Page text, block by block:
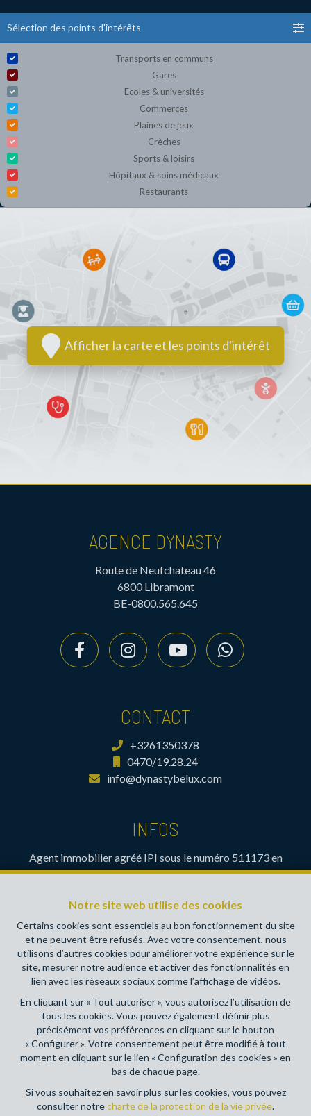
Sélection des points d'intérêts
Transports en communs
Gares
Ecoles & universités
Commerces
Plaines de jeux
Crèches
Sports & loisirs
Hôpitaux & soins médicaux
Restaurants
Afficher la carte et les points d'intérêt
Notre site web utilise des cookies
Certains cookies sont essentiels au bon fonctionnement du site
et ne peuvent être refusés. Avec votre consentement, nous
utilisons d’autres cookies pour améliorer votre expérience sur le
site, mesurer notre audience et activer des fonctionnalités en
lien avec les réseaux sociaux comme l’affichage de vidéos.
En cliquant sur « Tout autoriser », vous autorisez l’utilisation de
tous les cookies. Vous pouvez également définir plus
précisément vos préférences en cliquant sur le bouton
« Configurer ». Votre consentement peut être modifié à tout
moment en cliquant sur le lien « Configuration des cookies » en
bas de chaque page.
Si vous souhaitez en savoir plus sur les cookies, vous pouvez
consulter notrecharte de la protection de la vie privée.
AGENCE DYNASTY
Route de Neufchateau 46
6800 Libramont
BE-0800.565.645
CONTACT
+3261350378
0470/19.28.24
info@dynastybelux.com
INFOS
Agent immobilier agréé IPI sous le numéro 511173 en
Belgique- Instance de contrôle: Institut professionnel des
(+32 2 505 38 50 - info@ipi.be) - Soumis au
déontologique de l’ IPI
RC professionnelle et cautionnement via AXA Belgium SA,
Place du Trône 1, 1000 Bruxelles – police n° 730390160.
Couverture valable pour les activités réalisées en Belgique
Conditions générales d'utilisation du site
Charte de la protection de la vie privée
Configuration des cookies